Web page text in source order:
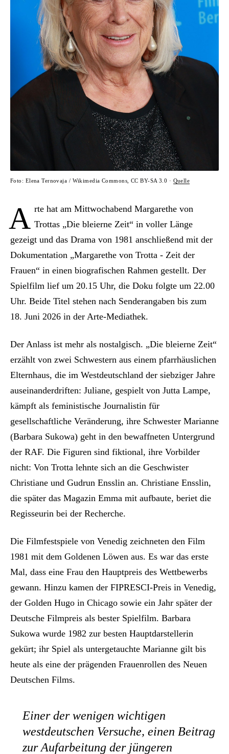
Foto: Elena Ternovaja / Wikimedia Commons, CC BY-SA 3.0 · Quelle
A rte hat am Mittwochabend Margarethe von
Trottas „Die bleierne Zeit“ in voller Länge
gezeigt und das Drama von 1981 anschließend mit der
Dokumentation „Margarethe von Trotta - Zeit der
Frauen“ in einen biografischen Rahmen gestellt. Der
Spielfilm lief um 20.15 Uhr, die Doku folgte um 22.00
Uhr. Beide Titel stehen nach Senderangaben bis zum
18. Juni 2026 in der Arte-Mediathek.
Der Anlass ist mehr als nostalgisch. „Die bleierne Zeit“
erzählt von zwei Schwestern aus einem pfarrhäuslichen
Elternhaus, die im Westdeutschland der siebziger Jahre
auseinanderdriften: Juliane, gespielt von Jutta Lampe,
kämpft als feministische Journalistin für
gesellschaftliche Veränderung, ihre Schwester Marianne
(Barbara Sukowa) geht in den bewaffneten Untergrund
der RAF. Die Figuren sind fiktional, ihre Vorbilder
nicht: Von Trotta lehnte sich an die Geschwister
Christiane und Gudrun Ensslin an. Christiane Ensslin,
die später das Magazin Emma mit aufbaute, beriet die
Regisseurin bei der Recherche.
Die Filmfestspiele von Venedig zeichneten den Film
1981 mit dem Goldenen Löwen aus. Es war das erste
Mal, dass eine Frau den Hauptpreis des Wettbewerbs
gewann. Hinzu kamen der FIPRESCI-Preis in Venedig,
der Golden Hugo in Chicago sowie ein Jahr später der
Deutsche Filmpreis als bester Spielfilm. Barbara
Sukowa wurde 1982 zur besten Hauptdarstellerin
gekürt; ihr Spiel als untergetauchte Marianne gilt bis
heute als eine der prägenden Frauenrollen des Neuen
Deutschen Films.
Einer der wenigen wichtigen
westdeutschen Versuche, einen Beitrag
zur Aufarbeitung der jüngeren